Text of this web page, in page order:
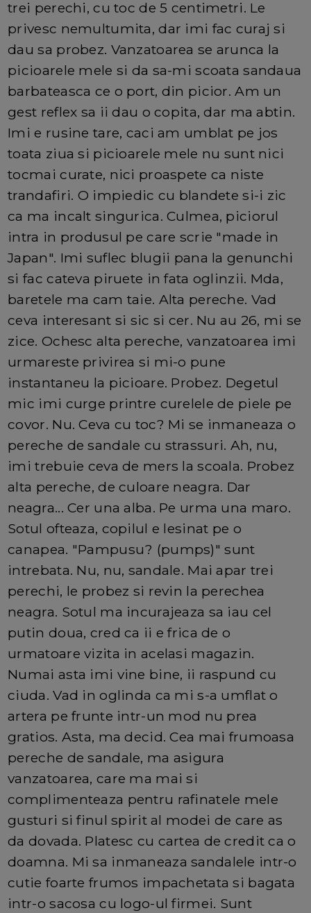
trei perechi, cu toc de 5 centimetri. Le
privesc nemultumita, dar imi fac curaj si
dau sa probez. Vanzatoarea se arunca la
picioarele mele si da sa-mi scoata sandaua
barbateasca ce o port, din picior. Am un
gest reflex sa ii dau o copita, dar ma abtin.
Imi e rusine tare, caci am umblat pe jos
toata ziua si picioarele mele nu sunt nici
tocmai curate, nici proaspete ca niste
trandafiri. O impiedic cu blandete si-i zic
ca ma incalt singurica. Culmea, piciorul
intra in produsul pe care scrie "made in
Japan". Imi suflec blugii pana la genunchi
si fac cateva piruete in fata oglinzii. Mda,
baretele ma cam taie. Alta pereche. Vad
ceva interesant si sic si cer. Nu au 26, mi se
zice. Ochesc alta pereche, vanzatoarea imi
urmareste privirea si mi-o pune
instantaneu la picioare. Probez. Degetul
mic imi curge printre curelele de piele pe
covor. Nu. Ceva cu toc? Mi se inmaneaza o
pereche de sandale cu strassuri. Ah, nu,
imi trebuie ceva de mers la scoala. Probez
alta pereche, de culoare neagra. Dar
neagra... Cer una alba. Pe urma una maro.
Sotul ofteaza, copilul e lesinat pe o
canapea. "Pampusu? (pumps)" sunt
intrebata. Nu, nu, sandale. Mai apar trei
perechi, le probez si revin la perechea
neagra. Sotul ma incurajeaza sa iau cel
putin doua, cred ca ii e frica de o
urmatoare vizita in acelasi magazin.
Numai asta imi vine bine, ii raspund cu
ciuda. Vad in oglinda ca mi s-a umflat o
artera pe frunte intr-un mod nu prea
gratios. Asta, ma decid. Cea mai frumoasa
pereche de sandale, ma asigura
vanzatoarea, care ma mai si
complimenteaza pentru rafinatele mele
gusturi si finul spirit al modei de care as
da dovada. Platesc cu cartea de credit ca o
doamna. Mi sa inmaneaza sandalele intr-o
cutie foarte frumos impachetata si bagata
intr-o sacosa cu logo-ul firmei. Sunt